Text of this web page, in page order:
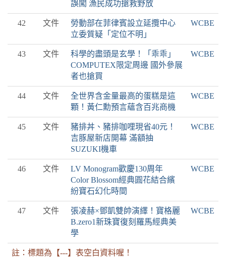
誤闖 漁民成功搶救野放
42 文件
勞動部在菲律賓設立延攬中心
立委質疑「定位不明」
WCBE
43 文件
科學的盡頭是玄學！「乖乖」
COMPUTEX限定周邊 國外參展
者也搶買
WCBE
44 文件
全世界含金量最高的蛋糕是這
顆！黃仁勳預言蘊含百兆商機
WCBE
45 文件
豬排丼、豬排咖哩現省40元！
吉豚屋新店開幕 滿額抽
SUZUKI機車
WCBE
46 文件
LV Monogram歡慶130周年
Color Blossom經典圓花結合繽
紛寶石幻化時間
WCBE
47 文件
張凌赫×鄧凱雙帥演繹！寶格麗
B.zero1新珠寶復刻羅馬經典美
學
WCBE
註：標題為【---】表空白資料喔！